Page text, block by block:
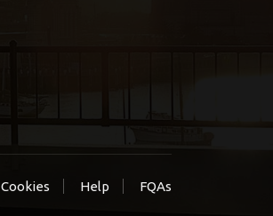
Cookies Help FQAs